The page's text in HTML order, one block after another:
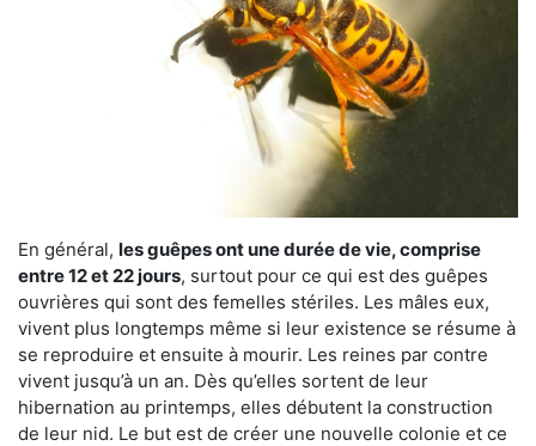
En général, les guêpes ont une durée de vie, comprise
entre 12 et 22 jours, surtout pour ce qui est des guêpes
ouvrières qui sont des femelles stériles. Les mâles eux,
vivent plus longtemps même si leur existence se résume à
se reproduire et ensuite à mourir. Les reines par contre
vivent jusqu’à un an. Dès qu’elles sortent de leur
hibernation au printemps, elles débutent la construction
de leur nid. Le but est de créer une nouvelle colonie et ce